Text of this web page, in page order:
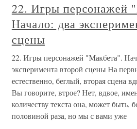
22. Игры персонажей
Начало: два
сцены
22. Игры персонажей "Макбета".
эксперимента второй сцены На
естественно, беглый, вторая сцена
Вы говорите, втрое? Нет, вдвое,
количеству текста она, может быть,
половиной раза, но мы с вами уже